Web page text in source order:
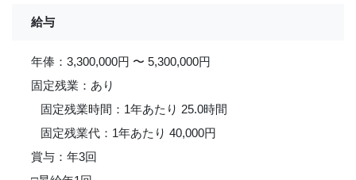
給与
年俸：3,300,000円 〜 5,300,000円
固定残業：あり
固定残業時間：1年あたり 25.0時間
固定残業代：1年あたり 40,000円
賞与：年3回